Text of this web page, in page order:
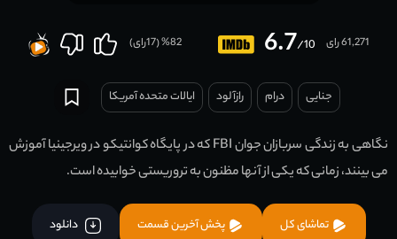
6.7/10 61,271 رای 82
% (
17رای)
جنایی درام رازآلود ایالات متحده آمریکا
نگاهی به زندگی سربازان جوان FBI که در پایگاه کوانتیکو در ویرجینیا آموزش
می بینند، زمانی که یکی از آنها مظنون به تروریستی خوابیده است.
تماشای کل پخش آخرین قسمت دانلود